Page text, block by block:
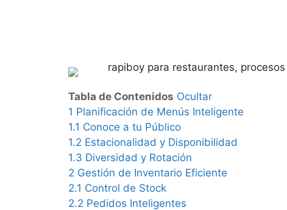
Tabla de Contenidos Ocultar
1 Planificación de Menús Inteligente
1.1 Conoce a tu Público
1.2 Estacionalidad y Disponibilidad
1.3 Diversidad y Rotación
2 Gestión de Inventario Eficiente
2.1 Control de Stock
2.2 Pedidos Inteligentes